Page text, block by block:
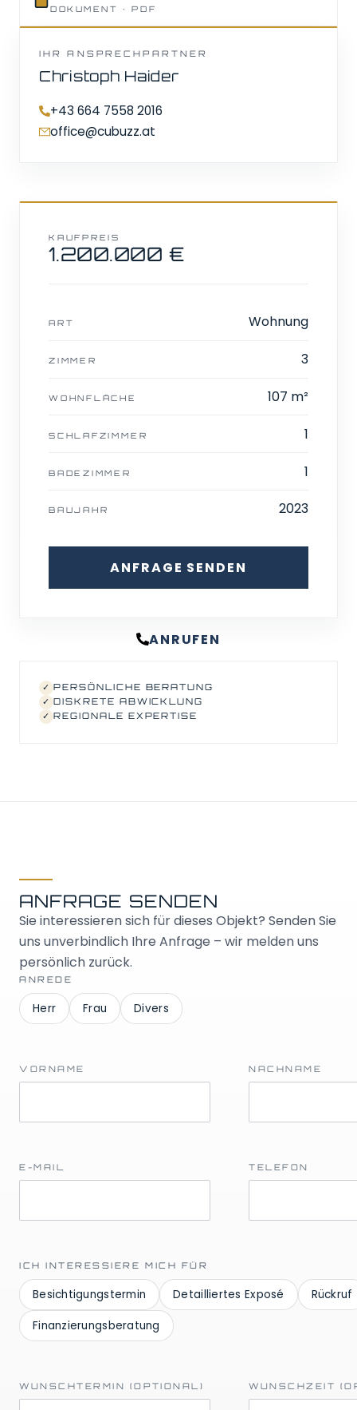
DOKUMENT · PDF
IHR ANSPRECHPARTNER
Christoph Haider
+43 664 7558 2016
office@cubuzz.at
KAUFPREIS
1.200.000 €
ART Wohnung
ZIMMER 3
WOHNFLÄCHE 107 m²
SCHLAFZIMMER 1
BADEZIMMER 1
BAUJAHR 2023
ANFRAGE SENDEN
ANRUFEN
✓ PERSÖNLICHE BERATUNG
✓ DISKRETE ABWICKLUNG
✓ REGIONALE EXPERTISE
ANFRAGE SENDEN
Sie interessieren sich für dieses Objekt? Senden Sie
uns unverbindlich Ihre Anfrage – wir melden uns
persönlich zurück.
ANREDE
Herr Frau Divers
VORNAME NACHNAME
E-MAIL TELEFON
ICH INTERESSIERE MICH FÜR
Besichtigungstermin Detailliertes Exposé Rückruf
Finanzierungsberatung
WUNSCHTERMIN (OPTIONAL) WUNSCHZEIT